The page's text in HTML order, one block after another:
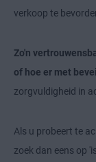
verkoop te
Zo'n
of hoe er met
zorgvuldigheid in
Als u probeert te
zoek dan eens op